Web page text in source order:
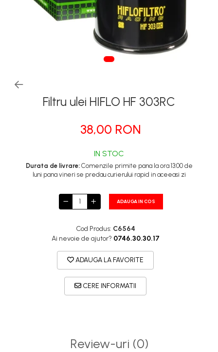
Tapiterii | Textile | Piele
PROTECTIE | COATING CERAMIC
POLISH | SLEFUIRE | BURETI
ACCESORII | ECHIPAMENTE |
Filtru ulei HIFLO HF 303RC
38,00 RON
IN STOC
Durata de livrare:Comenzile primite pana la ora 13:00 de
luni pana vineri se predau curierului rapid in aceeasi zi
ADAUGA IN COS
Cod Produs: C6564
Ai nevoie de ajutor? 0746.30.30.17
ADAUGA LA FAVORITE
CERE INFORMATII
Review-uri (0)